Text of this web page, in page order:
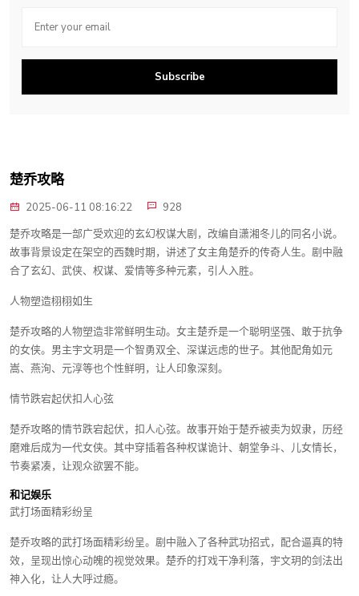
Subscribe
楚乔攻略
2025-06-11 08:16:22
928
楚乔攻略是一部广受欢迎的玄幻权谋大剧，改编自潇湘冬儿的同名小说。
故事背景设定在架空的西魏时期，讲述了女主角楚乔的传奇人生。剧中融
合了玄幻、武侠、权谋、爱情等多种元素，引人入胜。
人物塑造栩栩如生
楚乔攻略的人物塑造非常鲜明生动。女主楚乔是一个聪明坚强、敢于抗争
的女侠。男主宇文玥是一个智勇双全、深谋远虑的世子。其他配角如元
嵩、燕洵、元淳等也个性鲜明，让人印象深刻。
情节跌宕起伏扣人心弦
楚乔攻略的情节跌宕起伏，扣人心弦。故事开始于楚乔被卖为奴隶，历经
磨难后成为一代女侠。其中穿插着各种权谋诡计、朝堂争斗、儿女情长，
节奏紧凑，让观众欲罢不能。
和记娱乐
武打场面精彩纷呈
楚乔攻略的武打场面精彩纷呈。剧中融入了各种武功招式，配合逼真的特
效，呈现出惊心动魄的视觉效果。楚乔的打戏干净利落，宇文玥的剑法出
神入化，让人大呼过瘾。